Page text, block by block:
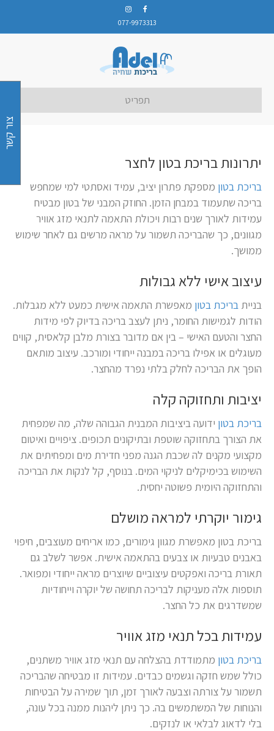
077-9973313
תפריט
יתרונות בריכת בטון לחצר
בריכת בטון מספקת פתרון יציב, עמיד ואסתטי למי שמחפש
בריכה שתעמוד במבחן הזמן. החוזק המבני של בטון מבטיח
עמידות לאורך שנים רבות ויכולת התאמה לתנאי מזג אוויר
מגוונים, כך שהבריכה תשמור על מראה מרשים גם לאחר שימוש
ממושך.
עיצוב אישי ללא גבולות
בניית בריכת בטון מאפשרת התאמה אישית כמעט ללא מגבלות.
הודות לגמישות החומר, ניתן לעצב בריכה בדיוק לפי מידות
החצר והטעם האישי – בין אם מדובר בצורת מלבן קלאסית, קווים
מעוגלים או אפילו בריכה במבנה ייחודי ומורכב. עיצוב מותאם
הופך את הבריכה לחלק בלתי נפרד מהחצר.
יציבות ותחזוקה קלה
בריכת בטון ידועה ביציבות המבנית הגבוהה שלה, מה שמפחית
את הצורך בתחזוקה שוטפת ובתיקונים תכופים. ציפויים ואיטום
מקצועי מקנים לה שכבת הגנה מפני חדירת מים ומפחיתים את
השימוש בכימיקלים לניקוי המים. בנוסף, קל לנקות את הבריכה
והתחזוקה היומית פשוטה יחסית.
גימור יוקרתי למראה מושלם
בריכת בטון מאפשרת מגוון גימורים, כמו אריחים מעוצבים, חיפוי
באבנים טבעיות או צבעים בהתאמה אישית. אפשר לשלב גם
תאורת בריכה ואפקטים עיצוביים שיוצרים מראה ייחודי ומפואר.
תוספות אלה מעניקות לבריכה תחושה של יוקרה וייחודיות
שמשדרגים את כל החצר.
עמידות בכל תנאי מזג אוויר
בריכת בטון מתמודדת בהצלחה עם תנאי מזג אוויר משתנים,
כולל שמש חזקה וגשמים כבדים. עמידות זו מבטיחה שהבריכה
תשמור על צורתה וצבעה לאורך זמן, תוך שמירה על הבטיחות
והנוחות של המשתמשים בה. כך ניתן ליהנות ממנה בכל עונה,
בלי לדאוג לבלאי או לנזקים.
צור קשר